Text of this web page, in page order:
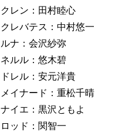
クレン：田村睦心
クレバテス：中村悠一
ルナ：会沢紗弥
ネルル：悠木碧
ドレル：安元洋貴
メイナード：重松千晴
ナイエ：黒沢ともよ
ロッド：関智一